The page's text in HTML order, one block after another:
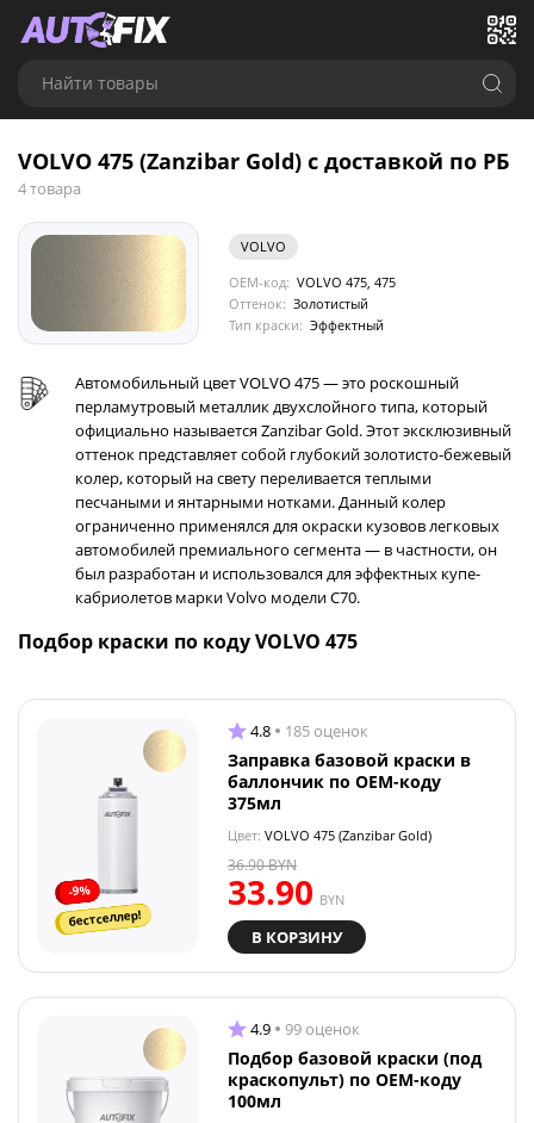
Найти товары
VOLVO 475 (Zanzibar Gold) с доставкой по РБ
4 товара
VOLVO
OEM-код: VOLVO 475, 475
Оттенок: Золотистый
Тип краски: Эффектный
Автомобильный цвет VOLVO 475 — это роскошный
перламутровый металлик двухслойного типа, который
официально называется Zanzibar Gold. Этот эксклюзивный
оттенок представляет собой глубокий золотисто-бежевый
колер, который на свету переливается теплыми
песчаными и янтарными нотками. Данный колер
ограниченно применялся для окраски кузовов легковых
автомобилей премиального сегмента — в частности, он
был разработан и использовался для эффектных купе-
кабриолетов марки Volvo модели C70.
Подбор краски по коду VOLVO 475
-9%
бестселлер!
4.8 185 оценок
Заправка базовой краски в
баллончик по OEM-коду
375мл
Цвет: VOLVO 475 (Zanzibar Gold)
33.90 BYN
36.90BYN
В КОРЗИНУ
4.9 99 оценок
Подбор базовой краски (под
краскопульт) по OEM-коду
100мл